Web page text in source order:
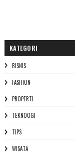
KATEGORI
BISNIS
FASHION
PROPERTI
TEKNOOGI
TIPS
WISATA